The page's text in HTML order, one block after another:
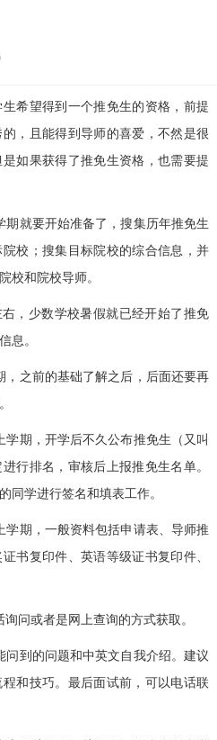
希望得到一个推免生的资格，前提
，且能得到导师的喜爱，不然是很
如果获得了推免生资格，也需要提
期就要开始准备了，搜集历年推免生
校；搜集目标院校的综合信息，并
校和院校导师。
，少数学校暑假就已经开始了推免
息。
，之前的基础了解之后，后面还要再
期，开学后不久公布推免生（又叫
行排名，审核后上报推免生名单。
同学进行签名和填表工作。
学期，一般资料包括申请表、导师推
书复印件、英语等级证书复印件、
问或者是网上查询的方式获取。
问到的问题和中英文自我介绍。建议
和技巧。最后面试前，可以电话联